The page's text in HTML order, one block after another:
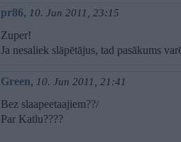
pr86, 10. Jun 2011, 23:15
Zuper!
Ja nesaliek slāpētājus, tad pasākums
Green, 10. Jun 2011, 21:41
Bez slaapeetaajiem??/
Par Katlu????